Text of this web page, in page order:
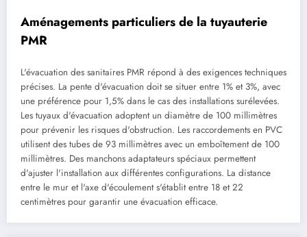
Aménagements particuliers de la tuyauterie
PMR
L'évacuation des sanitaires PMR répond à des exigences techniques
précises. La pente d'évacuation doit se situer entre 1% et 3%, avec
une préférence pour 1,5% dans le cas des installations surélevées.
Les tuyaux d'évacuation adoptent un diamètre de 100 millimètres
pour prévenir les risques d'obstruction. Les raccordements en PVC
utilisent des tubes de 93 millimètres avec un emboîtement de 100
millimètres. Des manchons adaptateurs spéciaux permettent
d'ajuster l'installation aux différentes configurations. La distance
entre le mur et l'axe d'écoulement s'établit entre 18 et 22
centimètres pour garantir une évacuation efficace.